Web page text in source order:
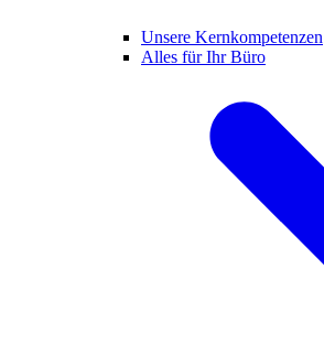
Unsere Kernkompetenzen
Alles für Ihr Büro